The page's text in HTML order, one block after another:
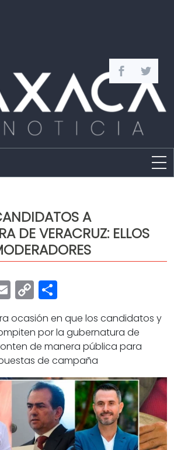
A
DE VERACRUZ: ELLOS
Email
Copy
Link
ocasión en que los candidatos y
por la gubernatura de
de manera pública para
de campaña